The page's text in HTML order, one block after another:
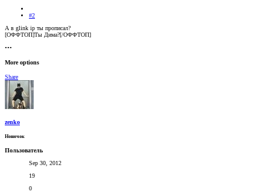
#2
А в glink ip ты прописал?
[ОФФТОП]Ты Дима?[/ОФФТОП]
•••
More options
Share
zenko
Новичок
Пользователь
Sep 30, 2012
19
0